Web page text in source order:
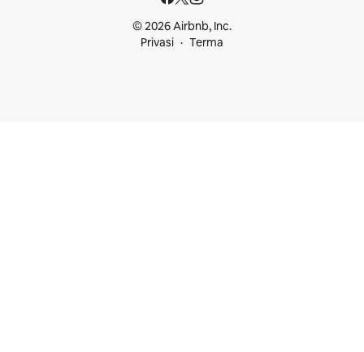
© 2026 Airbnb, Inc.
Privasi
Terma